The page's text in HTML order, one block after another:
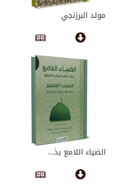
مولد البرزنجي
الضياء اللامع بذ...